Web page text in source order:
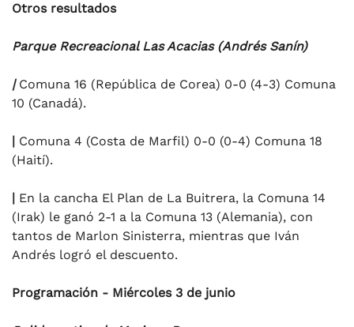
Otros resultados
Parque Recreacional Las Acacias (Andrés Sanín)
| Comuna 16 (República de Corea) 0-0 (4-3) Comuna
10 (Canadá).
Comuna 4 (Costa de Marfil) 0-0 (0-4) Comuna 18
(Haití).
En la cancha El Plan de La Buitrera, la Comuna 14
(Irak) le ganó 2-1 a la Comuna 13 (Alemania), con
tantos de Marlon Sinisterra, mientras que Iván
Andrés logró el descuento.
Programación - Miércoles 3 de junio